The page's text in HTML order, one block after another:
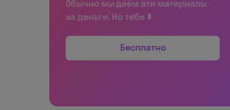
Обычно мы даём эти материалы
за деньги. Но тебе ⬇️
Бесплатно